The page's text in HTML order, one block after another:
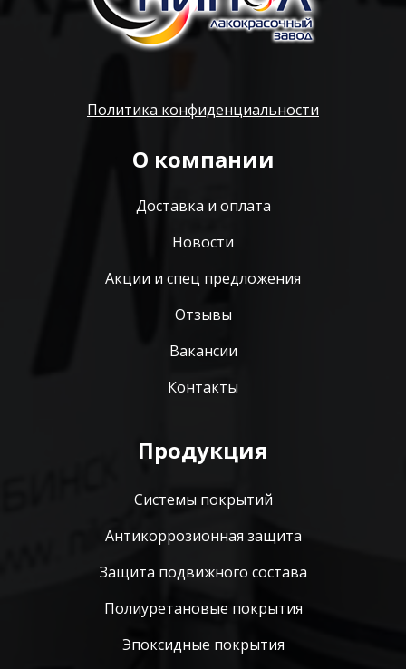
Политика конфиденциальности
О компании
Доставка и оплата
Новости
Акции и спец предложения
Отзывы
Вакансии
Контакты
Продукция
Системы покрытий
Антикоррозионная защита
Защита подвижного состава
Полиуретановые покрытия
Эпоксидные покрытия